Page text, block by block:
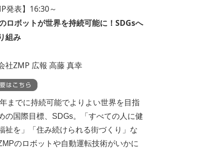
発表】16:30～
ロボットが世界を持続可能に！SDGsへ
組み
社ZMP 広報 高藤 真幸
までに持続可能でよりよい世界を目指
の国際目標、SDGs。「すべての人に健
祉を」「住み続けられる街づくり」な
のロボットや自動運転技術がいかに